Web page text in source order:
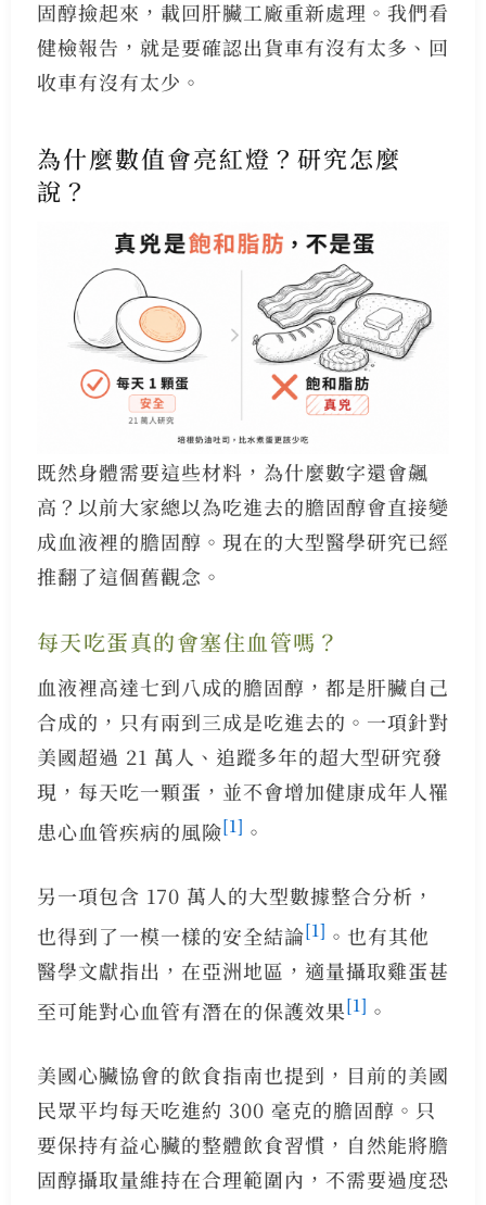
固醇撿起來，載回肝臟工廠重新處理。我們看
健檢報告，就是要確認出貨車有沒有太多、回
收車有沒有太少。
為什麼數值會亮紅燈？研究怎麼
說？
既然身體需要這些材料，為什麼數字還會飆
高？以前大家總以為吃進去的膽固醇會直接變
成血液裡的膽固醇。現在的大型醫學研究已經
推翻了這個舊觀念。
每天吃蛋真的會塞住血管嗎？
血液裡高達七到八成的膽固醇，都是肝臟自己
合成的，只有兩到三成是吃進去的。一項針對
美國超過 21 萬人、追蹤多年的超大型研究發
現，每天吃一顆蛋，並不會增加健康成年人罹
患心血管疾病的風險[1] 。
另一項包含 170 萬人的大型數據整合分析，
也得到了一模一樣的安全結論[1] 。也有其他
醫學文獻指出，在亞洲地區，適量攝取雞蛋甚
至可能對心血管有潛在的保護效果[1] 。
美國心臟協會的飲食指南也提到，目前的美國
民眾平均每天吃進約 300 毫克的膽固醇。只
要保持有益心臟的整體飲食習慣，自然能將膽
固醇攝取量維持在合理範圍內，不需要過度恐